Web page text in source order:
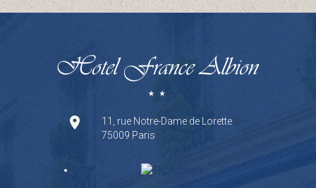
11, rue Notre-Dame de Lorette
75009 Paris